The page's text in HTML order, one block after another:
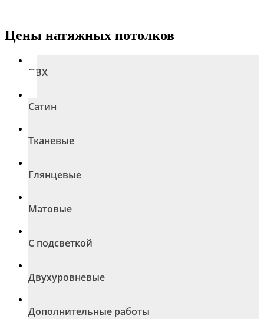
Цены натяжных потолков
ПВХ
Сатин
Тканевые
Глянцевые
Матовые
С подсветкой
Двухуровневые
Дополнительные работы